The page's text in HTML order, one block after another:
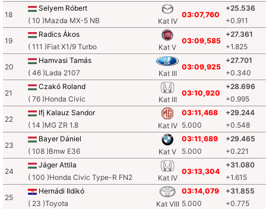
18
Selyem Róbert
( 10 )Mazda MX-5 NB
Kat IV
03:07,760
+25.536
+0.911
19
Radics Ákos
( 111 )Fiat X1/9 Turbo
Kat V
03:09,585
+27.361
+1.825
20
Hamvasi Tamás
( 46 )Lada 2107
Kat III
03:09,925
+27.701
+0.340
21
Czakó Roland
( 76 )Honda Civic
Kat III
03:10,920
+28.696
+0.995
22
Ifj Kalauz Sandor
( 14 )MG ZR 1.8
Kat IV
03:11,468
5.000
+29.244
+0.548
23
Bayer Dániel
( 108 )Bmw E36
Kat V
03:11,689
5.000
+29.465
+0.221
24
Jáger Attila
( 100 )Honda Civic Type-R FN2
Kat IV
03:13,304
+31.080
+1.615
25
Hernádi Ildikó
( 23 )Toyota
Kat VIII
03:14,079
5.000
+31.855
+0.775